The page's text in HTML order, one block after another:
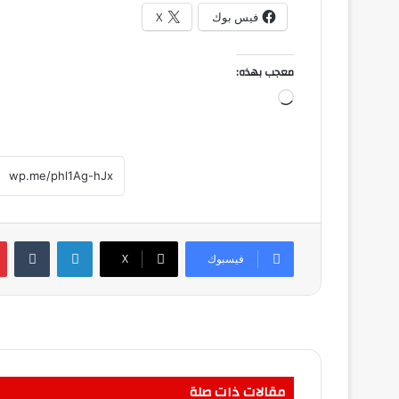
فيس بوك X
معجب بهذه:
جاري
فيسبوك ‫X
لينكدإن
مقالات ذات صلة